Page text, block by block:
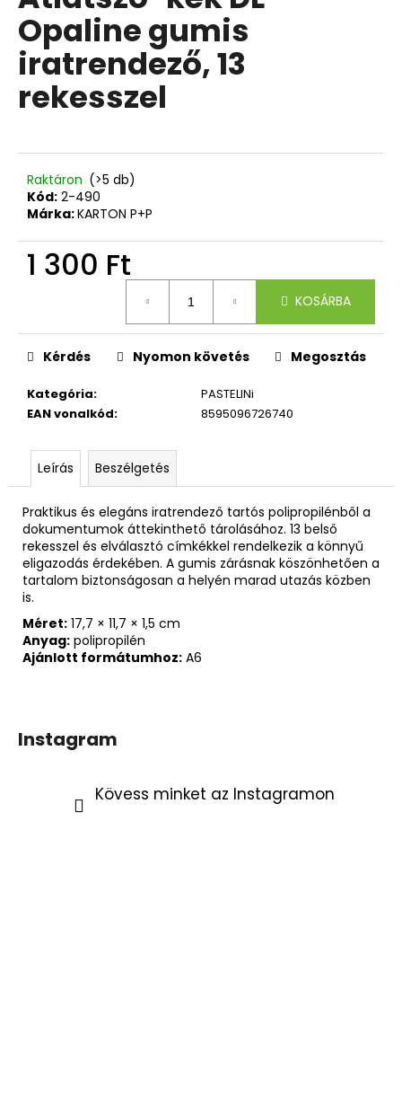
5-
ből
0,0
csillag.
Opaline gumis
iratrendező, 13
rekesszel
Raktáron (>5 db)
Kód: 2-490
Márka:KARTON P+P
1 300 Ft
KOSÁRBA
Kategória:
PASTELINi
EAN vonalkód: 8595096726740
Kérdés Nyomon követés Megosztás
Leírás Beszélgetés
Praktikus és elegáns iratrendező tartós polipropilénből a
dokumentumok áttekinthető tárolásához. 13 belső
rekesszel és elválasztó címkékkel rendelkezik a könnyű
eligazodás érdekében. A gumis zárásnak köszönhetően a
tartalom biztonságosan a helyén marad utazás közben
is.
Méret: 17,7 × 11,7 × 1,5 cm
Anyag: polipropilén
Ajánlott formátumhoz: A6
A
j
á
n
j
u
k
4
RÉSZES
SZETT
18
Ft
Instagram
Kövess minket az Instagramon